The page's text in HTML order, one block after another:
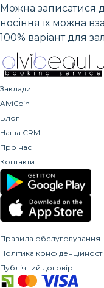
Можна записатися
носіння їх можна
100% варіант для
Заклади
AlviCoin
Блог
Наша CRM
Про нас
Контакти
Правила обслуговування
Політика конфіденційності
Публічний договір